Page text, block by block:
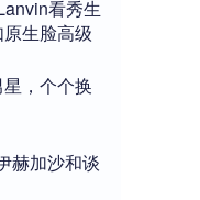
看秀生
生脸高级
，个个换
赫加沙和谈